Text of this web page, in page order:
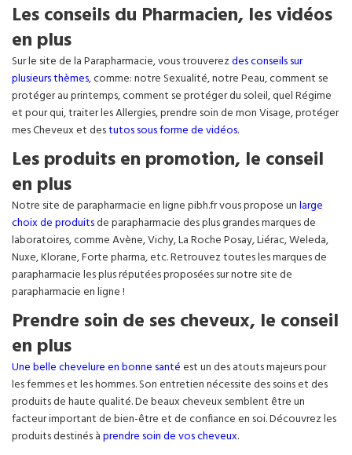
Les conseils du Pharmacien, les vidéos
en plus
Sur le site de la Parapharmacie, vous trouverezdes conseils sur
plusieurs thèmes, comme: notre Sexualité, notre Peau, comment se
protéger au printemps, comment se protéger du soleil, quel Régime
et pour qui, traiter les Allergies, prendre soin de mon Visage, protéger
mes Cheveux et destutos sous forme de vidéos.
Les produits en promotion, le conseil
en plus
Notre site de parapharmacie en ligne pibh.fr vous propose unlarge
choix de produitsde parapharmacie des plus grandes marques de
laboratoires, comme Avène, Vichy, La Roche Posay, Liérac, Weleda,
Nuxe, Klorane, Forte pharma, etc. Retrouvez toutes les marques de
parapharmacie les plus réputées proposées sur notre site de
parapharmacie en ligne !
Prendre soin de ses cheveux, le conseil
en plus
Une belle chevelure en bonne santéest un des atouts majeurs pour
les femmes et les hommes. Son entretien nécessite des soins et des
produits de haute qualité. De beaux cheveux semblent être un
facteur important de bien-être et de confiance en soi. Découvrez les
produits destinés àprendre soin de vos cheveux.